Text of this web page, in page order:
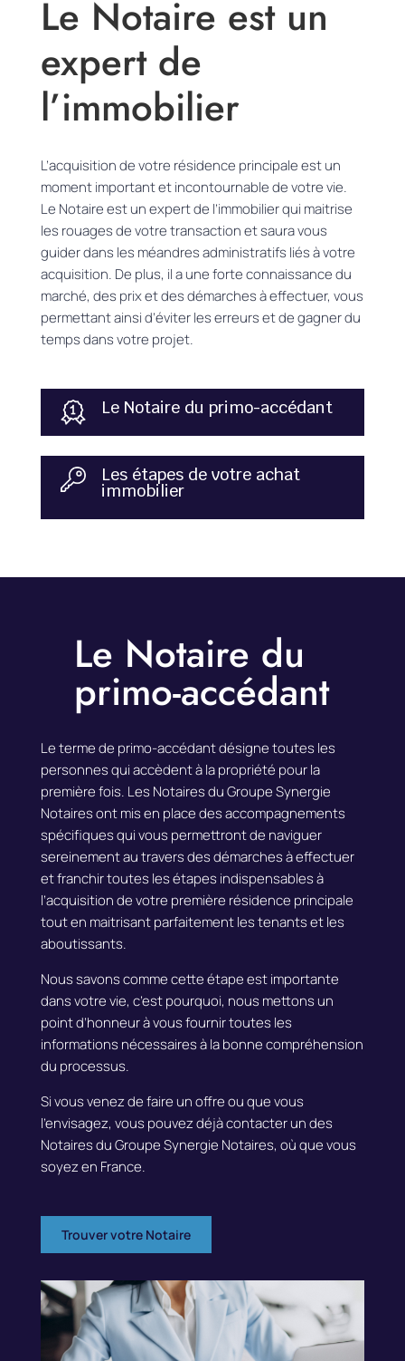
Le Notaire est un
expert de
l’immobilier
L’acquisition de votre résidence principale est un
moment important et incontournable de votre vie.
Le Notaire est un expert de l’immobilier qui maitrise
les rouages de votre transaction et saura vous
guider dans les méandres administratifs liés à votre
acquisition. De plus, il a une forte connaissance du
marché, des prix et des démarches à effectuer, vous
permettant ainsi d’éviter les erreurs et de gagner du
temps dans votre projet.
Le Notaire du primo-accédant
Les étapes de votre achat
immobilier
Le Notaire du
primo-accédant
Le terme de primo-accédant désigne toutes les
personnes qui accèdent à la propriété pour la
première fois. Les Notaires du Groupe Synergie
Notaires ont mis en place des accompagnements
spécifiques qui vous permettront de naviguer
sereinement au travers des démarches à effectuer
et franchir toutes les étapes indispensables à
l’acquisition de votre première résidence principale
tout en maitrisant parfaitement les tenants et les
aboutissants.
Nous savons comme cette étape est importante
dans votre vie, c’est pourquoi, nous mettons un
point d’honneur à vous fournir toutes les
informations nécessaires à la bonne compréhension
du processus.
Si vous venez de faire un offre ou que vous
l’envisagez, vous pouvez déjà contacter un des
Notaires du Groupe Synergie Notaires, où que vous
soyez en France.
Trouver votre Notaire